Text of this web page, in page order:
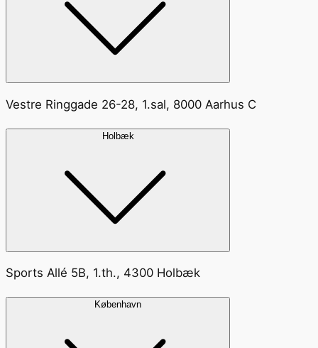
Vestre Ringgade 26-28, 1.sal, 8000 Aarhus C
Holbæk
Sports Allé 5B, 1.th., 4300 Holbæk
København